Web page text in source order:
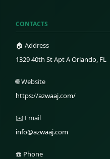
CONTACTS
🏠 Address
1329 40th St Apt A Orlando, FL
🌐 Website
https://azwaaj.com/
✉️ Email
info@azwaaj.com
☎️ Phone